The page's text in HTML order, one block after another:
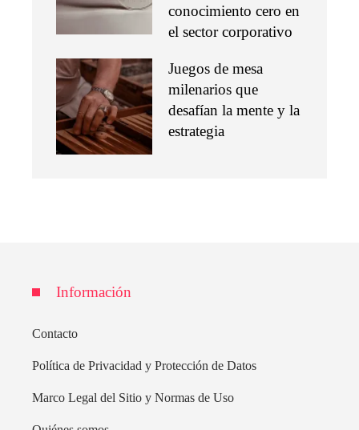
conocimiento cero en
el sector corporativo
Juegos de mesa
milenarios que
desafían la mente y la
estrategia
Información
Contacto
Política de Privacidad y Protección de Datos
Marco Legal del Sitio y Normas de Uso